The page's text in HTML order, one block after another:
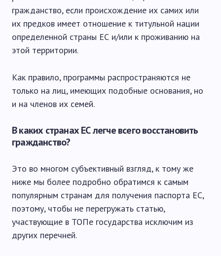
гражданство, если происхождение их самих или
их предков имеет отношение к титульной нации
определенной страны ЕС и/или к проживанию на
этой территории.
Как правило, программы распространяются не
только на лиц, имеющих подобные основания, но
и на членов их семей.
В каких странах ЕС легче всего восстановить
гражданство?
Это во многом субъективный взгляд, к тому же
ниже мы более подробно обратимся к самым
популярным странам для получения паспорта ЕС,
поэтому, чтобы не перегружать статью,
участвующие в ТОПе государства исключим из
других перечней.